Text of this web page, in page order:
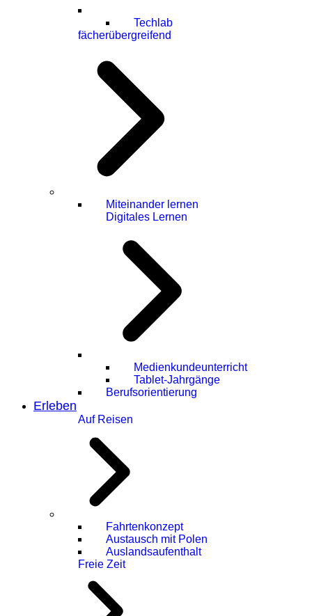
Techlab
fächerübergreifend
Miteinander lernen
Digitales Lernen
Medienkundeunterricht
Tablet-Jahrgänge
Berufsorientierung
Erleben
Auf Reisen
Fahrtenkonzept
Austausch mit Polen
Auslandsaufenthalt
Freie Zeit